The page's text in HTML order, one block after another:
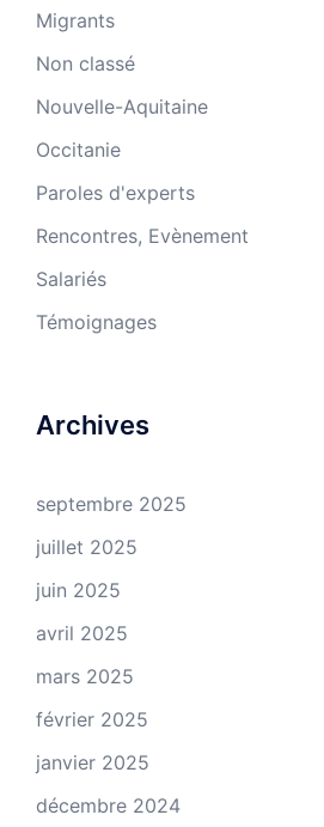
Migrants
Non classé
Nouvelle-Aquitaine
Occitanie
Paroles d'experts
Rencontres, Evènement
Salariés
Témoignages
Archives
septembre 2025
juillet 2025
juin 2025
avril 2025
mars 2025
février 2025
janvier 2025
décembre 2024